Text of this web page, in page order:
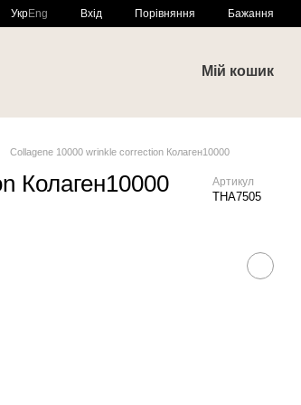
УкрEng Вхід Порівняння Бажання
Мій кошик
Collagene 10000 wrinkle correction Колаген10000
Колаген10000 Артикул
THA7505